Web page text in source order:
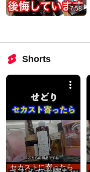
7:58
Shorts
セカストに寄ったら